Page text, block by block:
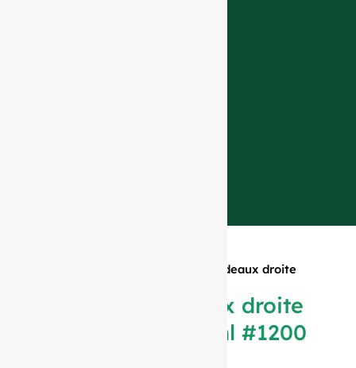
Bouteille bordeaux droite
Bouteille bordeaux droite
vert antique 750ml #1200